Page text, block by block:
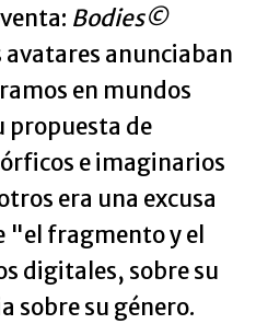
Bodies©
avatares anunciaban
en mundos
propuesta de
e imaginarios
era una excusa
fragmento y el
digitales, sobre su
sobre su género.